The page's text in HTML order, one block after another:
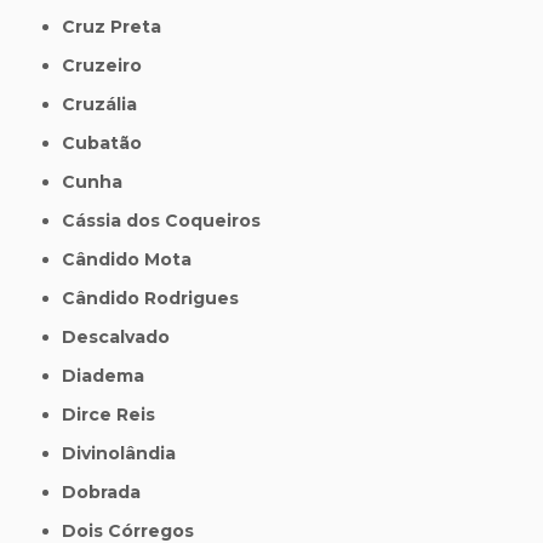
Cruz Preta
Cruzeiro
Cruzália
Cubatão
Cunha
Cássia dos Coqueiros
Cândido Mota
Cândido Rodrigues
Descalvado
Diadema
Dirce Reis
Divinolândia
Dobrada
Dois Córregos